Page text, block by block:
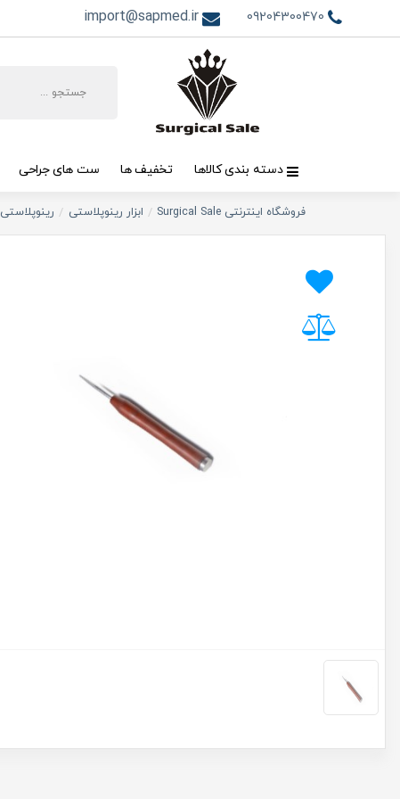
import@sapmed.ir
دسته بندی کالاها تخفیف ها ست های جراحی
فروشگاه اینترنتی Surgical Sale ابزار رینوپلاستی رینوپلاستی